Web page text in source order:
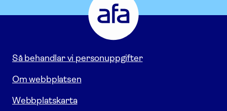
Gå
till
startsidan
Så behandlar vi personuppgifter
Om webbplatsen
Webbplatskarta